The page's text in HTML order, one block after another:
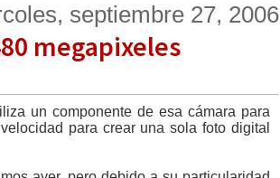
septiembre 27, 2006
megapixeles
un componente de esa cámara para
para crear una sola foto digital